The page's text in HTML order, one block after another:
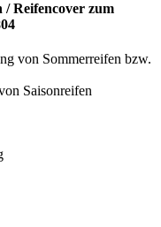
/ Reifencover zum
von Sommerreifen bzw.
Saisonreifen